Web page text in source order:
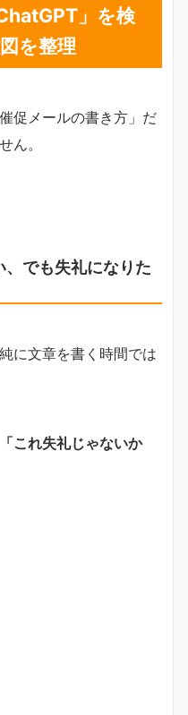
」を検
を整理
促メールの書き方」だ
ん。
でも失礼になりた
に文章を書く時間では
これ失礼じゃないか